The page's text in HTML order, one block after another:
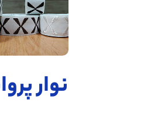
نوار